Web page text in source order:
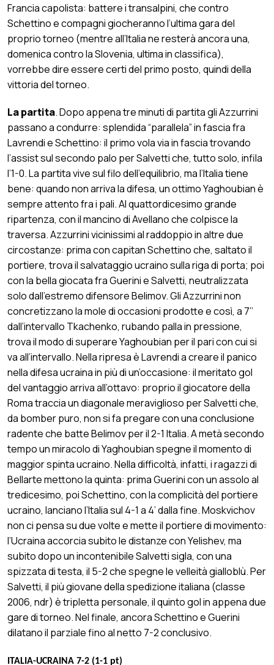
Francia capolista: battere i transalpini, che contro
Schettino e compagni giocheranno l’ultima gara del
proprio torneo (mentre all’Italia ne resterà ancora una,
domenica contro la Slovenia, ultima in classifica),
vorrebbe dire essere certi del primo posto, quindi della
vittoria del torneo.
La partita. Dopo appena tre minuti di partita gli Azzurrini
passano a condurre: splendida “parallela” in fascia fra
Lavrendi e Schettino: il primo vola via in fascia trovando
l’assist sul secondo palo per Salvetti che, tutto solo, infila
l’1-0. La partita vive sul filo dell’equilibrio, ma l’Italia tiene
bene: quando non arriva la difesa, un ottimo Yaghoubian è
sempre attento fra i pali. Al quattordicesimo grande
ripartenza, con il mancino di Avellano che colpisce la
traversa. Azzurrini vicinissimi al raddoppio in altre due
circostanze: prima con capitan Schettino che, saltato il
portiere, trova il salvataggio ucraino sulla riga di porta; poi
con la bella giocata fra Guerini e Salvetti, neutralizzata
solo dall’estremo difensore Belimov. Gli Azzurrini non
concretizzano la mole di occasioni prodotte e così, a 7’’
dall’intervallo Tkachenko, rubando palla in pressione,
trova il modo di superare Yaghoubian per il pari con cui si
va all’intervallo. Nella ripresa è Lavrendi a creare il panico
nella difesa ucraina in più di un’occasione: il meritato gol
del vantaggio arriva all’ottavo: proprio il giocatore della
Roma traccia un diagonale meraviglioso per Salvetti che,
da bomber puro, non si fa pregare con una conclusione
radente che batte Belimov per il 2-1 Italia. A metà secondo
tempo un miracolo di Yaghoubian spegne il momento di
maggior spinta ucraino. Nella difficoltà, infatti, i ragazzi di
Bellarte mettono la quinta: prima Guerini con un assolo al
tredicesimo, poi Schettino, con la complicità del portiere
ucraino, lanciano l’Italia sul 4-1 a 4’ dalla fine. Moskvichov
non ci pensa su due volte e mette il portiere di movimento:
l’Ucraina accorcia subito le distanze con Yelishev, ma
subito dopo un incontenibile Salvetti sigla, con una
spizzata di testa, il 5-2 che spegne le velleità gialloblù. Per
Salvetti, il più giovane della spedizione italiana (classe
2006, ndr) è tripletta personale, il quinto gol in appena due
gare di torneo. Nel finale, ancora Schettino e Guerini
dilatano il parziale fino al netto 7-2 conclusivo.
ITALIA-UCRAINA 7-2 (1-1 pt)